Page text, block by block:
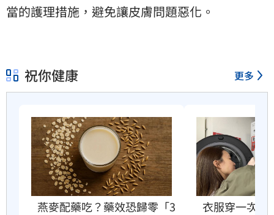
當的護理措施，避免讓皮膚問題惡化。
祝你健康 更多
燕麥配藥吃？藥效恐歸零「3
衣服穿一次就